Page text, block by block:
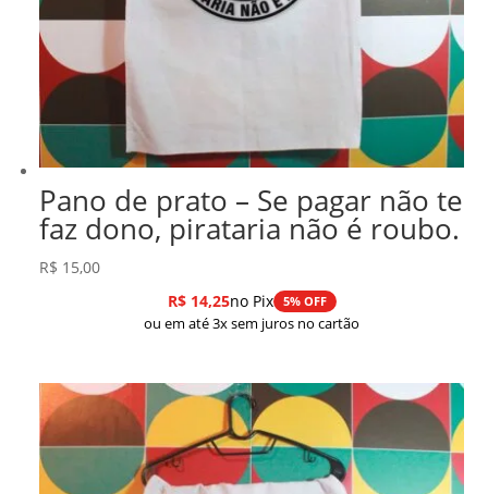
Pano de prato – Se pagar não te
faz dono, pirataria não é roubo.
R$ 15,00
R$14,25no Pix 5% OFF
ou em até 3x sem juros no cartão